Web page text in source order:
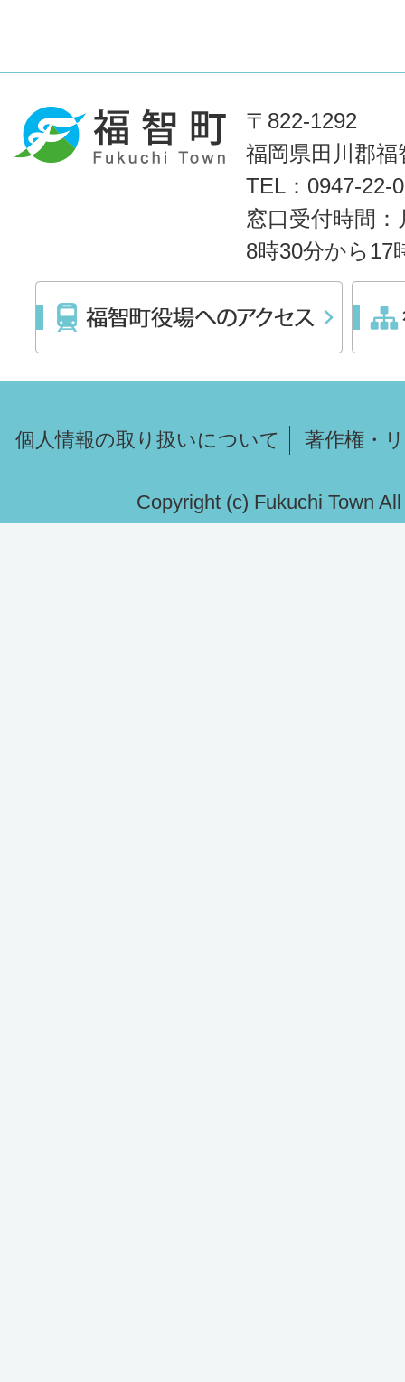
〒822-1292
福岡県田川郡福
TEL：0947-22-
窓口受付時間
8時30分から17
個人情報の取り扱いについて 著作権・
Copyright (c) Fukuchi Town